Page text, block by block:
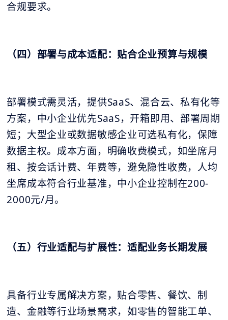
合规要求。
（四）部署与成本适配：贴合企业预算与规模
部署模式需灵活，提供SaaS、混合云、私有化等
方案，中小企业优先SaaS，开箱即用、部署周期
短；大型企业或数据敏感企业可选私有化，保障
数据主权。成本方面，明确收费模式，如坐席月
租、按会话计费、年费等，避免隐性收费，人均
坐席成本符合行业基准，中小企业控制在200-
2000元/月。
（五）行业适配与扩展性：适配业务长期发展
具备行业专属解决方案，贴合零售、餐饮、制
造、金融等行业场景需求，如零售的智能工单、